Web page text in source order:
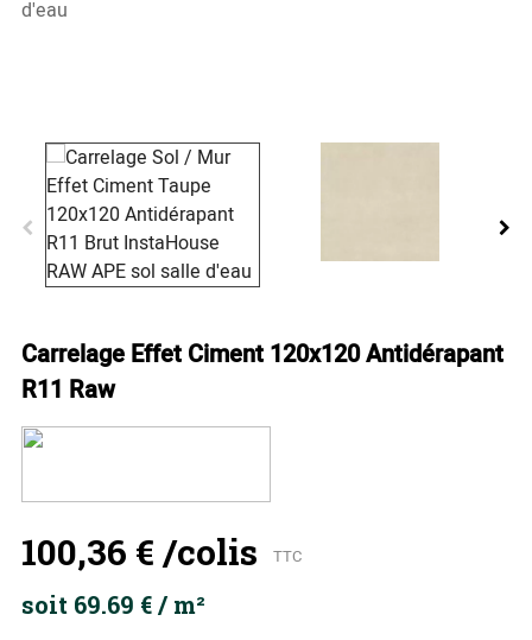
Carrelage Effet Ciment 120x120 Antidérapant
R11 Raw
100,36 € /colis TTC
soit 69.69 € / m²